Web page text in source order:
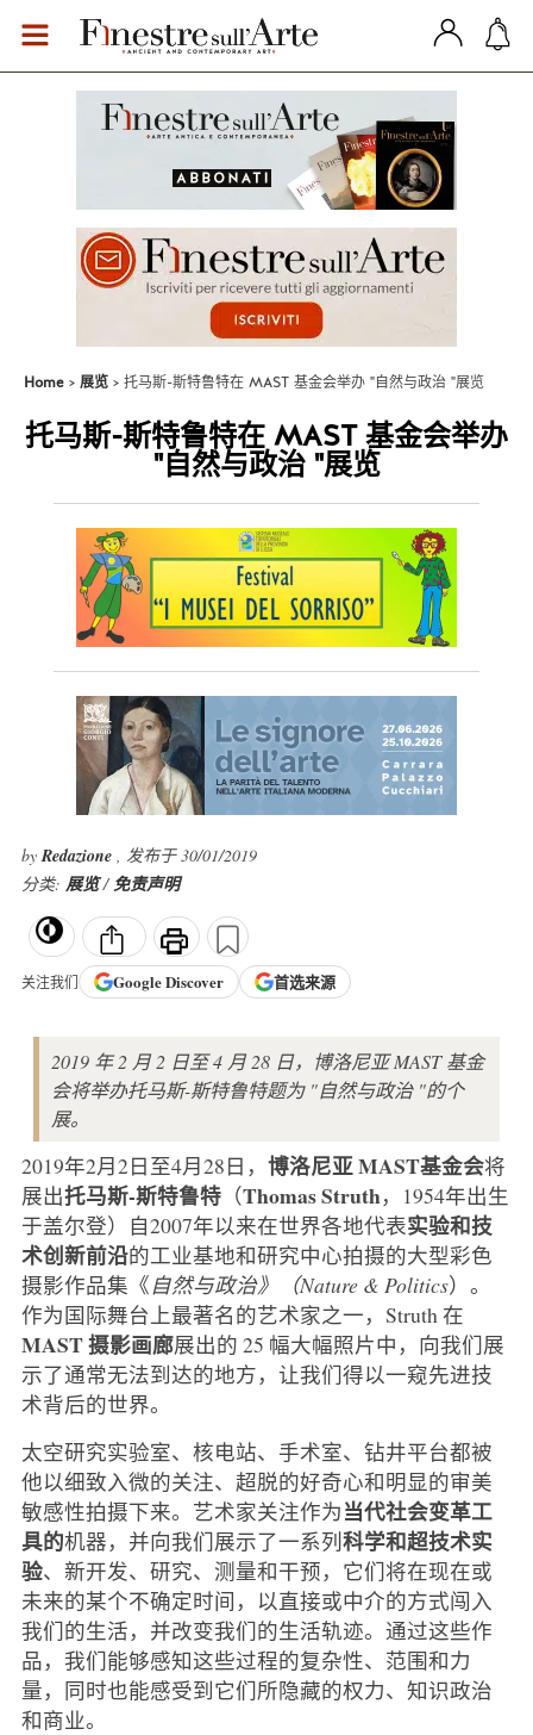
Home 展览 托马斯-斯特鲁特在 MAST 基金会举办 "自然与政治 "展览
托马斯-斯特鲁特在 MAST 基金会举办
"自然与政治 "展览
byRedazione , 发布于 30/01/2019
分类: 展览/免责声明
关注我们 GoogleDiscover 首选来源
2019 年 2 月 2 日至 4 月 28 日，博洛尼亚 MAST 基金
会将举办托马斯-斯特鲁特题为 "自然与政治 "的个
展。
2019年2月2日至4月28日， 博洛尼亚MAST基金会将
展出托马斯-斯特鲁特（Thomas Struth，1954年出生
于盖尔登）自2007年以来在世界各地代表实验和技
术创新前沿的工业基地和研究中心拍摄的大型彩色
摄影作品集《自然与政治》（Nature & Politics）。
作为国际舞台上最著名的艺术家之一，Struth 在
MAST 摄影画廊展出的 25 幅大幅照片中，向我们展
示了通常无法到达的地方，让我们得以一窥先进技
术背后的世界。
太空研究实验室、核电站、手术室、钻井平台都被
他以细致入微的关注、超脱的好奇心和明显的审美
敏感性拍摄下来。艺术家关注作为当代社会变革工
具的机器，并向我们展示了一系列科学和超技术实
验、新开发、研究、测量和干预，它们将在现在或
未来的某个不确定时间，以直接或中介的方式闯入
我们的生活，并改变我们的生活轨迹。通过这些作
品，我们能够感知这些过程的复杂性、范围和力
量，同时也能感受到它们所隐藏的权力、知识政治
和商业。